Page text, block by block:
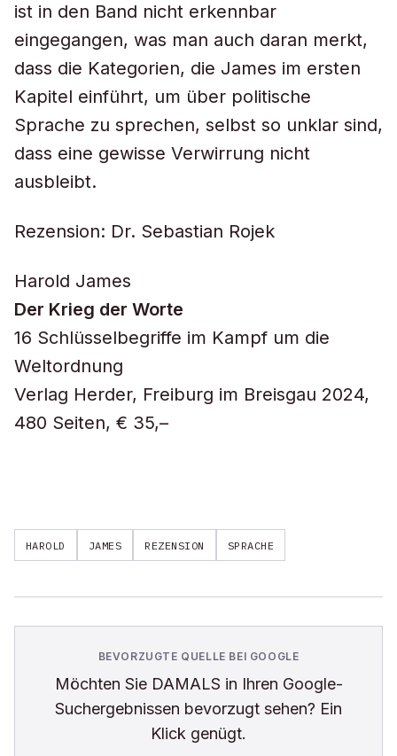
ist in den Band nicht erkennbar
eingegangen, was man auch daran merkt,
dass die Kategorien, die James im ersten
Kapitel einführt, um über politische
Sprache zu sprechen, selbst so unklar sind,
dass eine gewisse Verwirrung nicht
ausbleibt.
Rezension: Dr. Sebastian Rojek
Harold James
Der Krieg der Worte
16 Schlüsselbegriffe im Kampf um die
Weltordnung
Verlag Herder, Freiburg im Breisgau 2024,
480 Seiten, € 35,–
HAROLD JAMES REZENSION SPRACHE
BEVORZUGTE QUELLE BEI GOOGLE
Möchten Sie DAMALS in Ihren Google-
Suchergebnissen bevorzugt sehen? Ein
Klick genügt.